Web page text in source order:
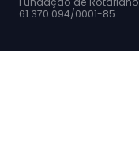
61.370.094/0001-85